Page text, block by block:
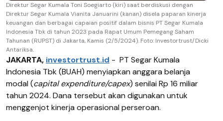
Direktur Segar Kumala Toni Soegiarto (kiri) saat berdiskusi dengan
Direktur Segar Kumala Vianita Januarini (kanan) disela paparan kinerja
keuangan dan berbagai capaian positif dalam bisnis PT Segar Kumala
Indonesia Tbk di tahun 2023 pada Rapat Umum Pemegang Saham
Tahunan (RUPST) di Jakarta, Kamis (2/5/2024). Foto: Investortrust/Dicki
Antariksa.
JAKARTA, investortrust.id - PT Segar Kumala
Indonesia Tbk (BUAH) menyiapkan anggara belanja
modal (capital expenditure/capex) senilai Rp 16 miliar
tahun 2024. Dana tersebut akan digunakan untuk
menggenjot kinerja operasional perseroan.